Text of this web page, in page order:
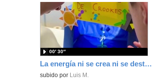
La energía ni se crea ni se destruye... ¡se experimenta! El Tierno en la Feria Madrid es Ciencia 2026
Contenido educativo.
subido por Luis M.
00′ 30″